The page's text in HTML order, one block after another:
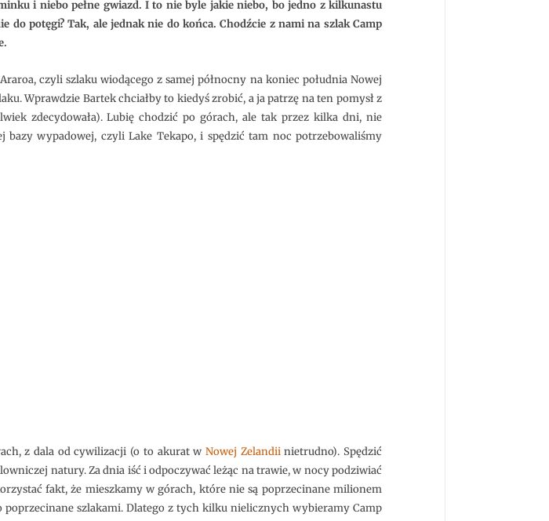
Odcięci
od
wszystkiego
i niebo pełne gwiazd. I to nie byle jakie niebo, bo jedno z kilkunastu
do potęgi? Tak, ale jednak nie do końca. Chodźcie z nami na szlak Camp
czyli szlaku wiodącego z samej północny na koniec południa Nowej
Wprawdzie Bartek chciałby to kiedyś zrobić, a ja patrzę na ten pomysł z
zdecydowała). Lubię chodzić po górach, ale tak przez kilka dni, nie
bazy wypadowej, czyli Lake Tekapo, i spędzić tam noc potrzebowaliśmy
z dala od cywilizacji (o to akurat w Nowej Zelandiinietrudno). Spędzić
natury. Za dnia iść i odpoczywać leżąc na trawie, w nocy podziwiać
fakt, że mieszkamy w górach, które nie są poprzecinane milionem
szlakami. Dlatego z tych kilku nielicznych wybieramy Camp